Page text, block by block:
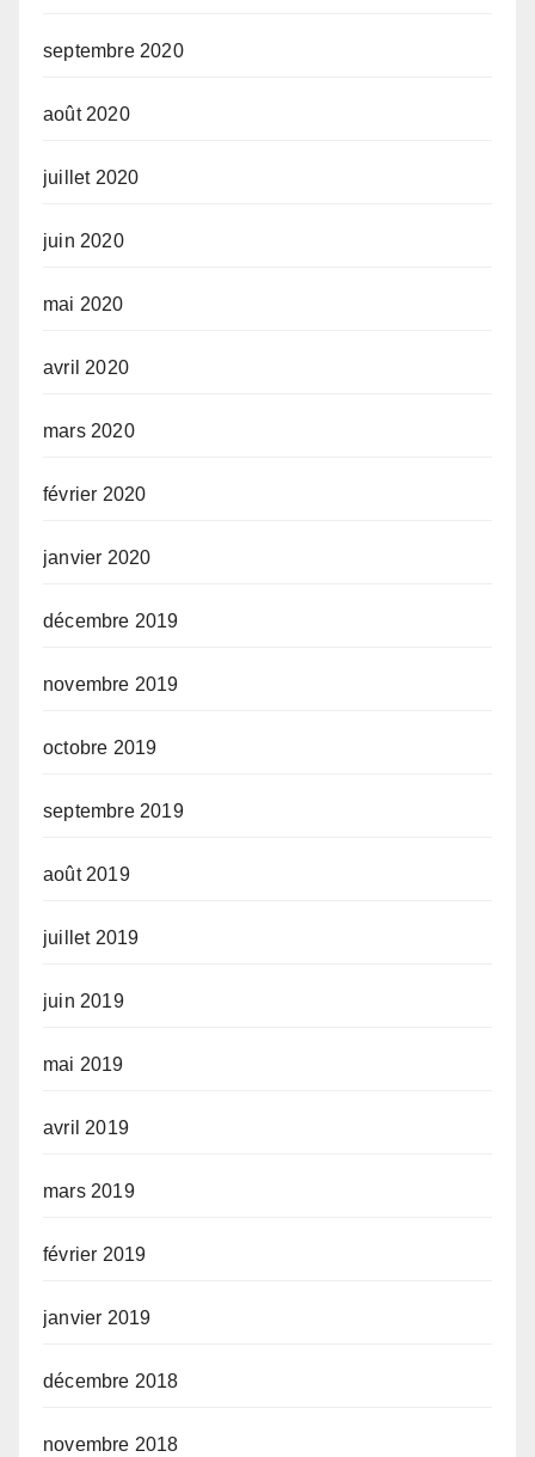
septembre 2020
août 2020
juillet 2020
juin 2020
mai 2020
avril 2020
mars 2020
février 2020
janvier 2020
décembre 2019
novembre 2019
octobre 2019
septembre 2019
août 2019
juillet 2019
juin 2019
mai 2019
avril 2019
mars 2019
février 2019
janvier 2019
décembre 2018
novembre 2018